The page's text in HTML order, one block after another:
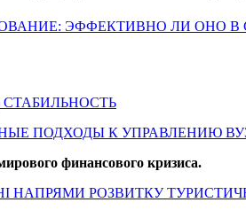
ЭФФЕКТИВНО ЛИ ОНО
СТАБИЛЬНОСТЬ
ПОДХОДЫ К УПРАВЛЕНИЮ
финансового кризиса.
НАПРЯМИ РОЗВИТКУ